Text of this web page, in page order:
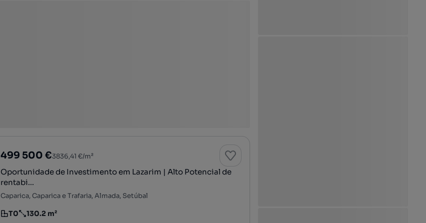
499 500 €3836,41 €/m²
Oportunidade de Investimento em Lazarim | Alto Potencial de
rentabi...
Caparica, Caparica e Trafaria, Almada, Setúbal
Tipologia
T0
Preço por metro quadrado
130.2 m²